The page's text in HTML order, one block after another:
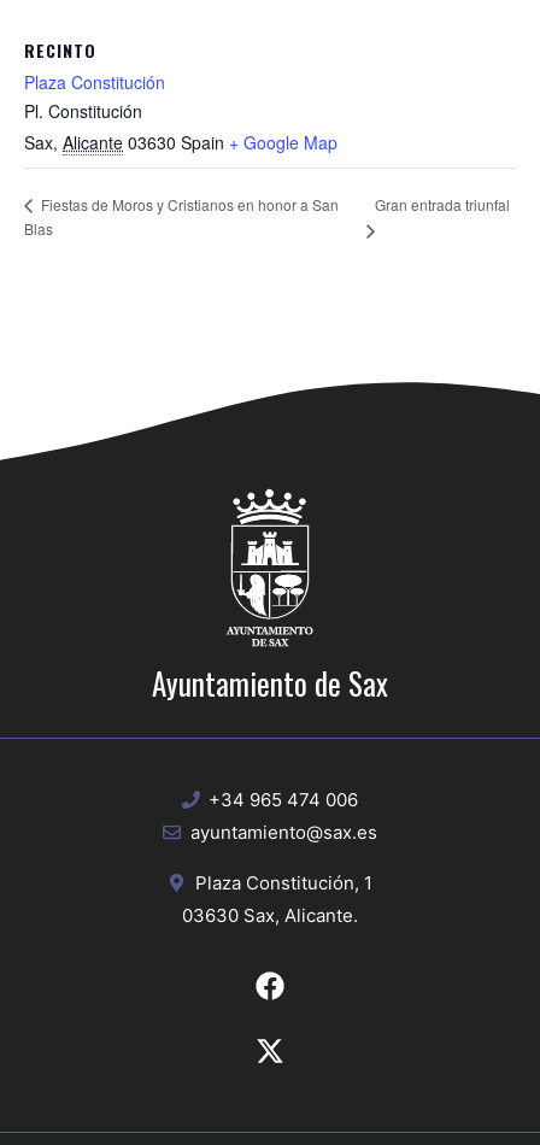
RECINTO
Plaza Constitución
Pl. Constitución
Sax, Alicante 03630 Spain + Google Map
Fiestas de Moros y Cristianos en honor a San
Blas
Gran entrada triunfal
Ayuntamiento de Sax
+34 965 474 006
ayuntamiento@sax.es
Plaza Constitución, 1
03630 Sax, Alicante.